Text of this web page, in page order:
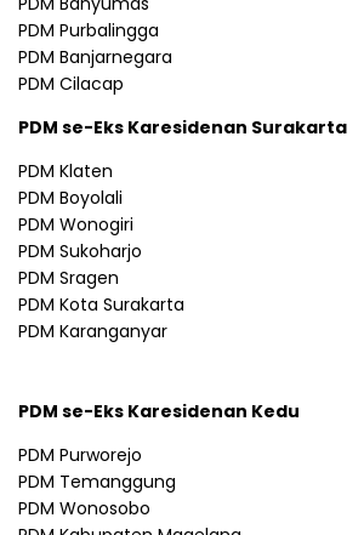
PDM Purbalingga
PDM Banjarnegara
PDM Cilacap
PDM se-Eks Karesidenan Surakarta
PDM Klaten
PDM Boyolali
PDM Wonogiri
PDM Sukoharjo
PDM Sragen
PDM Kota Surakarta
PDM Karanganyar
PDM se-Eks Karesidenan Kedu
PDM Purworejo
PDM Temanggung
PDM Wonosobo